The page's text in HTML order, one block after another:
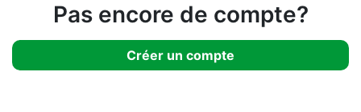
Pas encore de compte?
Créer un compte